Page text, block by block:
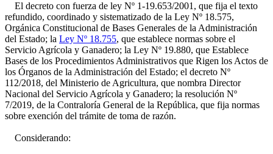
El decreto con fuerza de ley Nº 1-19.653/2001, que fija el texto
refundido, coordinado y sistematizado de la Ley Nº 18.575,
Orgánica Constitucional de Bases Generales de la Administración
del Estado; la Ley Nº 18.755, que establece normas sobre el
Servicio Agrícola y Ganadero; la Ley Nº 19.880, que Establece
Bases de los Procedimientos Administrativos que Rigen los Actos de
los Órganos de la Administración del Estado; el decreto Nº
112/2018, del Ministerio de Agricultura, que nombra Director
Nacional del Servicio Agrícola y Ganadero; la resolución Nº
7/2019, de la Contraloría General de la República, que fija normas
sobre exención del trámite de toma de razón.
Considerando: